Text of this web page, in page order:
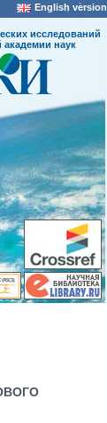
English version
исследований
академии наук